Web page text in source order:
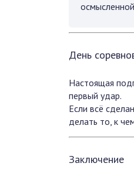
День
Настоящая
первый удар.
Если всё
делать то, к
Заключение